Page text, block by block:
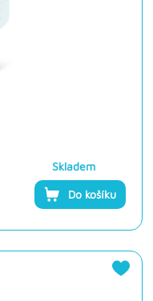
Skladem
Do košíku